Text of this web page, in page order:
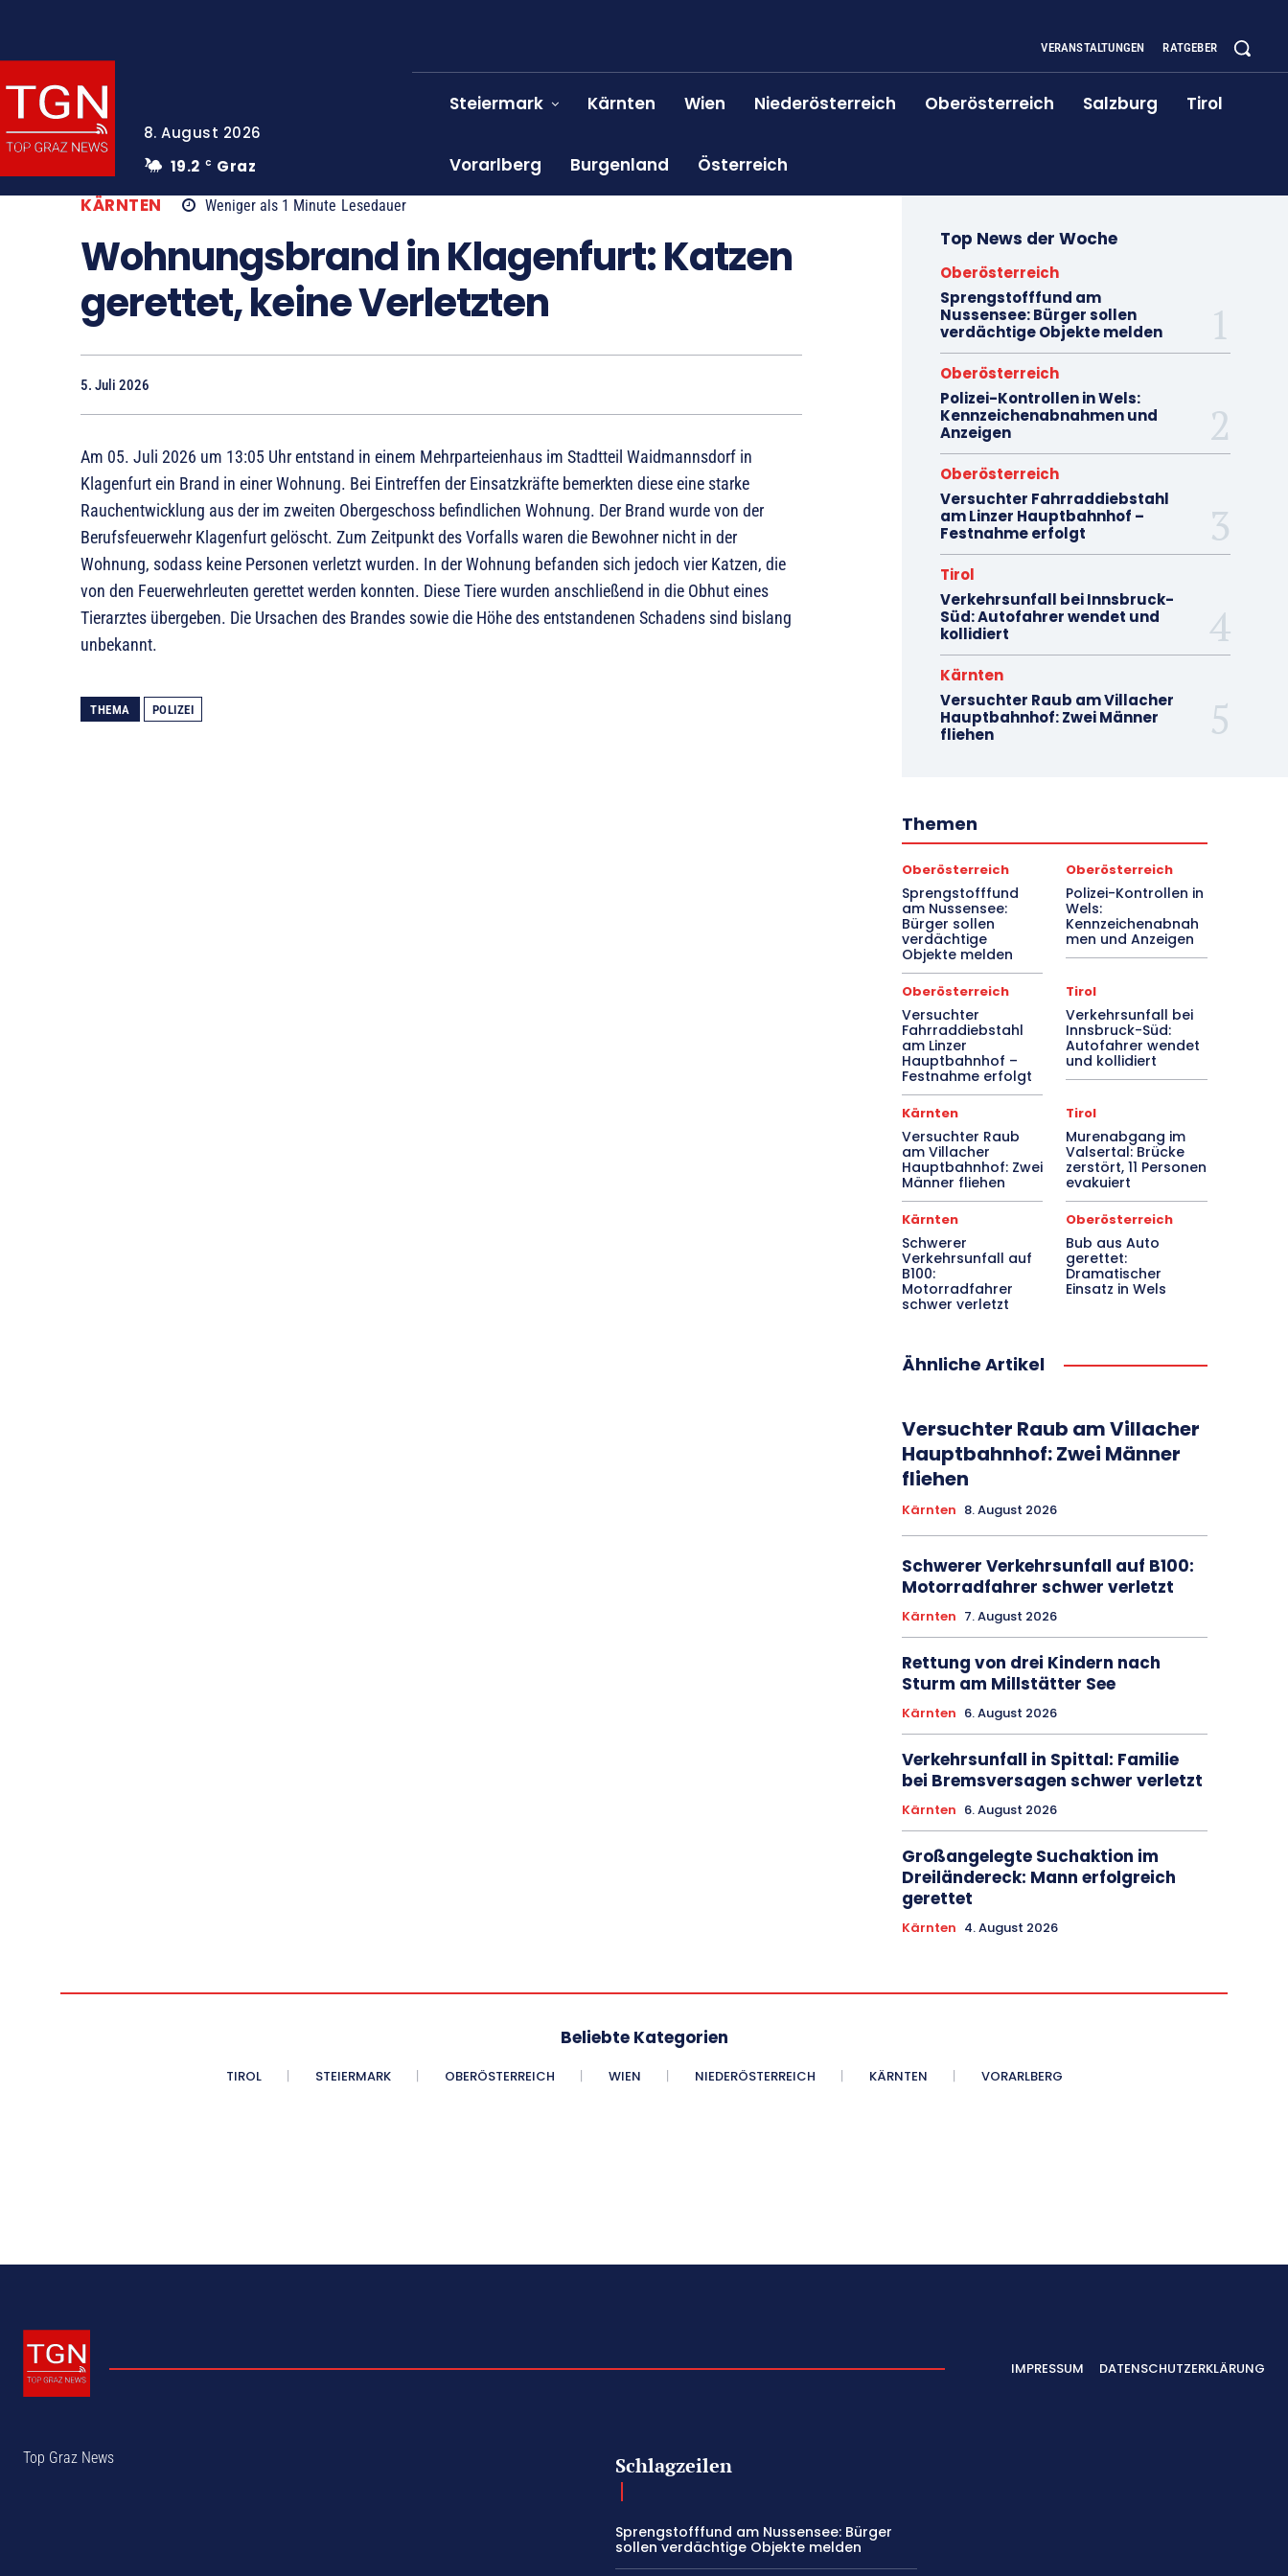
8. August 2026
19.2 C Graz
VERANSTALTUNGEN RATGEBER
Steiermark Kärnten Wien Niederösterreich Oberösterreich Salzburg Tirol
Vorarlberg Burgenland
Österreich
KÄRNTEN
Weniger als 1 Minute Lesedauer
Wohnungsbrand in Klagenfurt: Katzen
gerettet, keine Verletzten
5. Juli 2026
Am 05. Juli 2026 um 13:05 Uhr entstand in einem Mehrparteienhaus im Stadtteil Waidmannsdorf in
Klagenfurt ein Brand in einer Wohnung. Bei Eintreffen der Einsatzkräfte bemerkten diese eine starke
Rauchentwicklung aus der im zweiten Obergeschoss befindlichen Wohnung. Der Brand wurde von der
Berufsfeuerwehr Klagenfurt gelöscht. Zum Zeitpunkt des Vorfalls waren die Bewohner nicht in der
Wohnung, sodass keine Personen verletzt wurden. In der Wohnung befanden sich jedoch vier Katzen, die
von den Feuerwehrleuten gerettet werden konnten. Diese Tiere wurden anschließend in die Obhut eines
Tierarztes übergeben. Die Ursachen des Brandes sowie die Höhe des entstandenen Schadens sind bislang
unbekannt.
THEMA POLIZEI
Top News der Woche
Oberösterreich
Sprengstofffund am
Nussensee: Bürger sollen
verdächtige Objekte melden
Oberösterreich
Polizei-Kontrollen in Wels:
Kennzeichenabnahmen und
Anzeigen
Oberösterreich
Versuchter Fahrraddiebstahl
am Linzer Hauptbahnhof –
Festnahme erfolgt
Tirol
Verkehrsunfall bei Innsbruck-
Süd: Autofahrer wendet und
kollidiert
Kärnten
Versuchter Raub am Villacher
Hauptbahnhof: Zwei Männer
fliehen
Themen
Oberösterreich
Sprengstofffund
am Nussensee:
Bürger sollen
verdächtige
Objekte melden
Oberösterreich
Polizei-Kontrollen in
Wels:
Kennzeichenabnah
men und Anzeigen
Oberösterreich
Versuchter
Fahrraddiebstahl
am Linzer
Hauptbahnhof –
Festnahme erfolgt
Tirol
Verkehrsunfall bei
Innsbruck-Süd:
Autofahrer wendet
und kollidiert
Kärnten
Versuchter Raub
am Villacher
Hauptbahnhof: Zwei
Männer fliehen
Tirol
Murenabgang im
Valsertal: Brücke
zerstört, 11 Personen
evakuiert
Kärnten
Schwerer
Verkehrsunfall auf
B100:
Motorradfahrer
schwer verletzt
Oberösterreich
Bub aus Auto
gerettet:
Dramatischer
Einsatz in Wels
Ähnliche Artikel
Versuchter Raub am Villacher
Hauptbahnhof: Zwei Männer
fliehen
Kärnten 8. August 2026
Schwerer Verkehrsunfall auf B100:
Motorradfahrer schwer verletzt
Kärnten 7. August 2026
Rettung von drei Kindern nach
Sturm am Millstätter See
Kärnten 6. August 2026
Verkehrsunfall in Spittal: Familie
bei Bremsversagen schwer verletzt
Kärnten 6. August 2026
Großangelegte Suchaktion im
Dreiländereck: Mann erfolgreich
gerettet
Kärnten 4. August 2026
Beliebte Kategorien
TIROL STEIERMARK OBERÖSTERREICH WIEN NIEDERÖSTERREICH KÄRNTEN VORARLBERG
IMPRESSUM DATENSCHUTZERKLÄRUNG
Top Graz News Schlagzeilen
Sprengstofffund am Nussensee: Bürger
sollen verdächtige Objekte melden